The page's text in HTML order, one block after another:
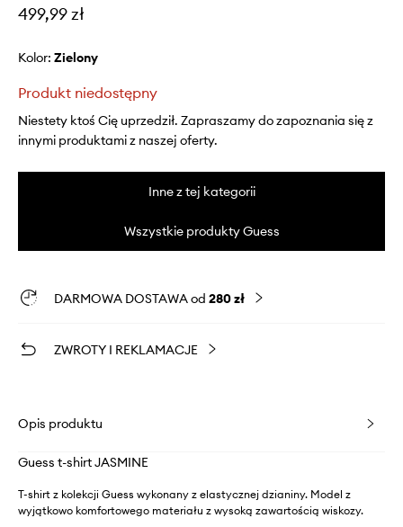
499,99 zł
Kolor: zielony
Produkt niedostępny
Niestety ktoś Cię uprzedził. Zapraszamy do zapoznania się z
innymi produktami z naszej oferty.
Inne z tej kategorii
Wszystkie produkty Guess
DARMOWA DOSTAWA od 280 zł
ZWROTY I REKLAMACJE
Opis produktu
Guess t-shirt JASMINE
T-shirt z kolekcji Guess wykonany z elastycznej dzianiny. Model z
wyjątkowo komfortowego materiału z wysoką zawartością wiskozy.